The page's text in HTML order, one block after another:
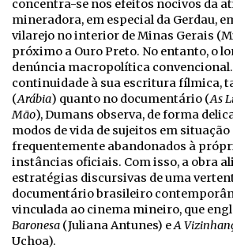
concentra-se nos efeitos nocivos da
mineradora, em especial da Gerdau,
vilarejo no interior de Minas Gerais
próximo a Ouro Preto. No entanto, o
denúncia macropolítica
continuidade à sua escritura fílmica,
(Arábia) quanto no documentário (As
Mão), Dumans observa, de forma
modos de vida de sujeitos em
frequentemente abandonados à
instâncias oficiais. Com isso, a obra
estratégias discursivas de uma
documentário brasileiro
vinculada ao cinema mineiro, que
Baronesa (Juliana Antunes) eA
Uchoa).